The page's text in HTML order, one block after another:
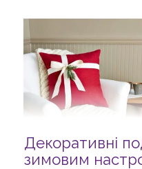
Декоративні
зимовим